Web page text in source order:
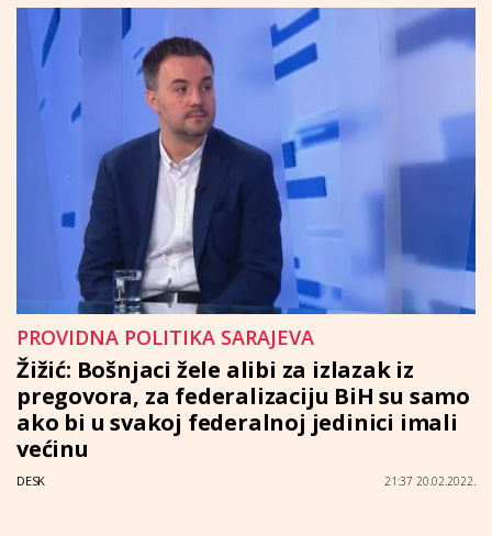
PROVIDNA POLITIKA SARAJEVA
Žižić: Bošnjaci žele alibi za izlazak iz
pregovora, za federalizaciju BiH su samo
ako bi u svakoj federalnoj jedinici imali
većinu
DESK 21:37 20.02.2022.